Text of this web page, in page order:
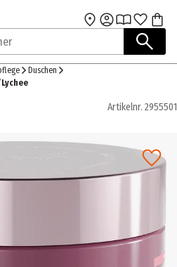
Zum Hauptinhalt
Duschen
Artikelnr. 2955501